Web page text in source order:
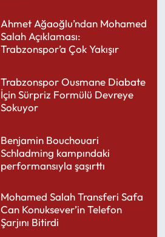
Ahmet Ağaoğlu’ndan Mohamed
Salah Açıklaması:
Trabzonspor’a Çok Yakışır
Trabzonspor Ousmane Diabate
İçin Sürpriz Formülü Devreye
Sokuyor
Benjamin Bouchouari
Schladming kampındaki
performansıyla şaşırttı
Mohamed Salah Transferi Safa
Can Konuksever’in Telefon
Şarjını Bitirdi